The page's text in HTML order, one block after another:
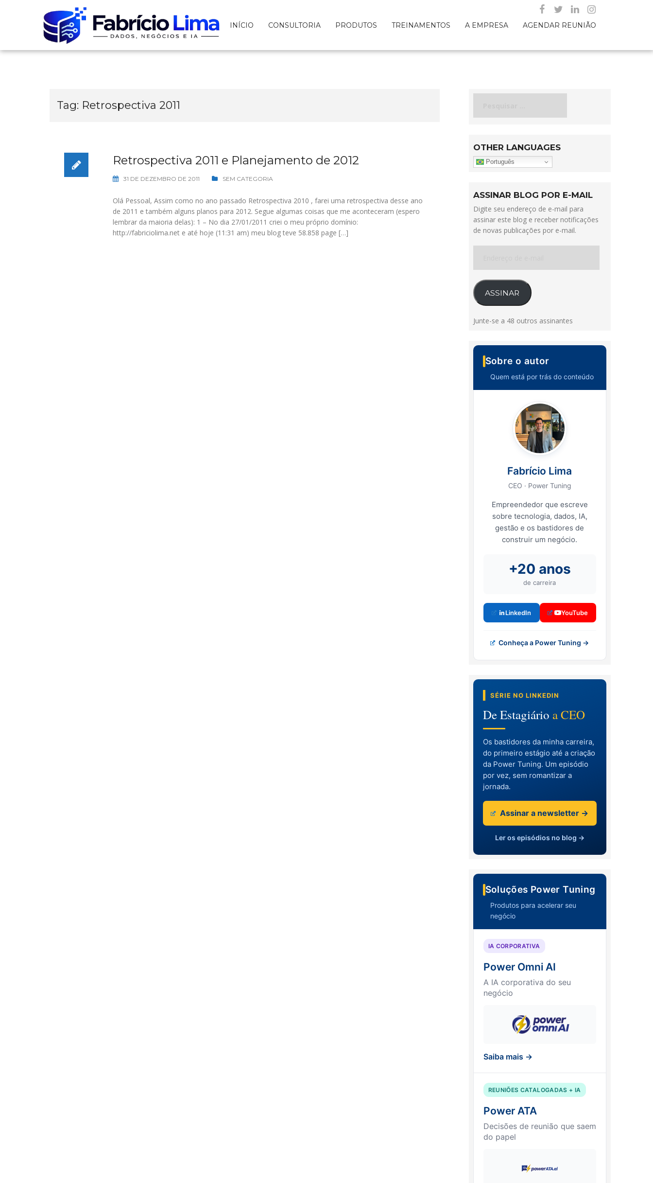
INÍCIO CONSULTORIA PRODUTOS TREINAMENTOS A EMPRESA AGENDAR REUNIÃO
Tag: Retrospectiva 2011
Retrospectiva 2011 e Planejamento de 2012
31 DE DEZEMBRO DE 2011 SEM CATEGORIA
Olá Pessoal, Assim como no ano passado Retrospectiva 2010 , farei uma retrospectiva desse ano
de 2011 e também alguns planos para 2012. Segue algumas coisas que me aconteceram (espero
lembrar da maioria delas): 1 – No dia 27/01/2011 criei o meu próprio domínio:
http://fabriciolima.net e até hoje (11:31 am) meu blog teve 58.858 page […]
OTHER LANGUAGES
Português
ASSINAR BLOG POR E-MAIL
Digite seu endereço de e-mail para
assinar este blog e receber notificações
de novas publicações por e-mail.
e-
mail
ASSINAR
Junte-se a 48 outros assinantes
Sobre o autor
Quem está por trás do conteúdo
Fabrício Lima
CEO · Power Tuning
Empreendedor que escreve
sobre tecnologia, dados, IA,
gestão e os bastidores de
construir um negócio.
+20 anos
de carreira
LinkedIn YouTube
Conheça a Power Tuning →
SÉRIE NO LINKEDIN
De Estagiário a CEO
Os bastidores da minha carreira,
do primeiro estágio até a criação
da Power Tuning. Um episódio
por vez, sem romantizar a
jornada.
Assinar a newsletter →
Ler os episódios no blog →
Soluções Power Tuning
Produtos para acelerar seu
negócio
IA CORPORATIVA
Power Omni AI
A IA corporativa do seu
negócio
Saiba mais →
REUNIÕES CATALOGADAS + IA
Power ATA
Decisões de reunião que saem
do papel